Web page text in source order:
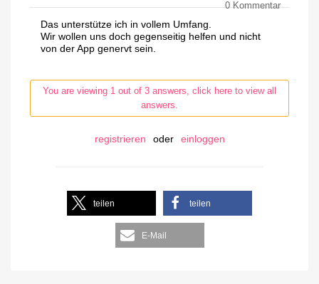
0Kommentar
Das unterstütze ich in vollem Umfang.
Wir wollen uns doch gegenseitig helfen und nicht
von der App genervt sein.
You are viewing 1 out of 3 answers, click here to view all
answers.
registrieren oder einloggen
teilen teilen
E-Mail